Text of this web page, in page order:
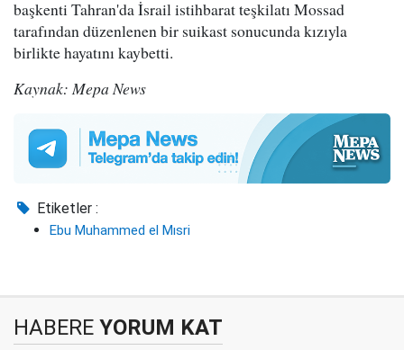
başkenti Tahran'da İsrail istihbarat teşkilatı Mossad
tarafından düzenlenen bir suikast sonucunda kızıyla
birlikte hayatını kaybetti.
Kaynak: Mepa News
Etiketler :
Ebu Muhammed el Mısri
HABERE YORUM KAT